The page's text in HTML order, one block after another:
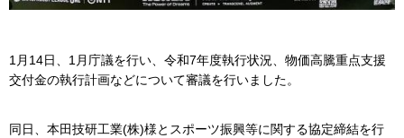
1月14日、1月庁議を行い、令和7年度執行状況、物価高騰重点支援
交付金の執行計画などについて審議を行いました。
同日、本田技研工業(株)様とスポーツ振興等に関する協定締結を行